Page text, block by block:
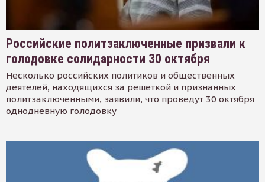
Российские политзаключенные призвали к
голодовке солидарности 30 октября
Несколько российских политиков и общественных
деятелей, находящихся за решеткой и признанных
политзаключенными, заявили, что проведут 30 октября
однодневную голодовку